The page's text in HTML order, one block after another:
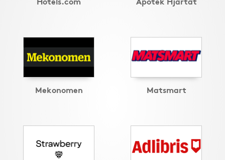
Mekonomen Matsmart